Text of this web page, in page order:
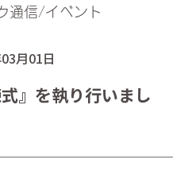
通信/イベント
月01日
』を執り行いまし